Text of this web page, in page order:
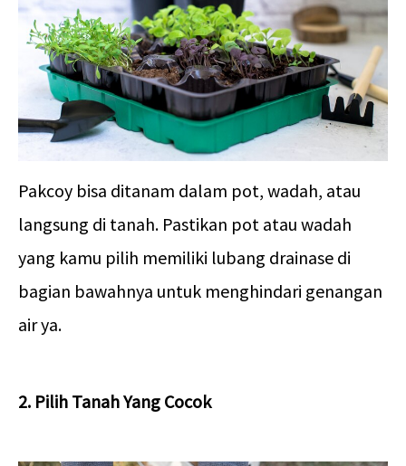
Pakcoy bisa ditanam dalam pot, wadah, atau
langsung di tanah. Pastikan pot atau wadah
yang kamu pilih memiliki lubang drainase di
bagian bawahnya untuk menghindari genangan
air ya.
2. Pilih Tanah Yang Cocok